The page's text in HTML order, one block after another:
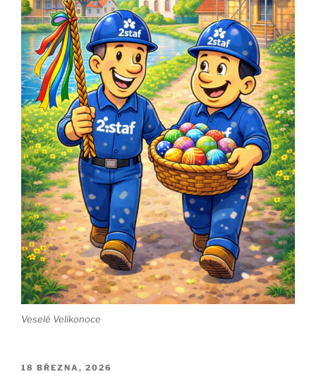
Veselé Velikonoce
PUBLIKOVÁNO
18 BŘEZNA, 2026